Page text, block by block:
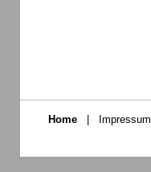
Home | Impressum